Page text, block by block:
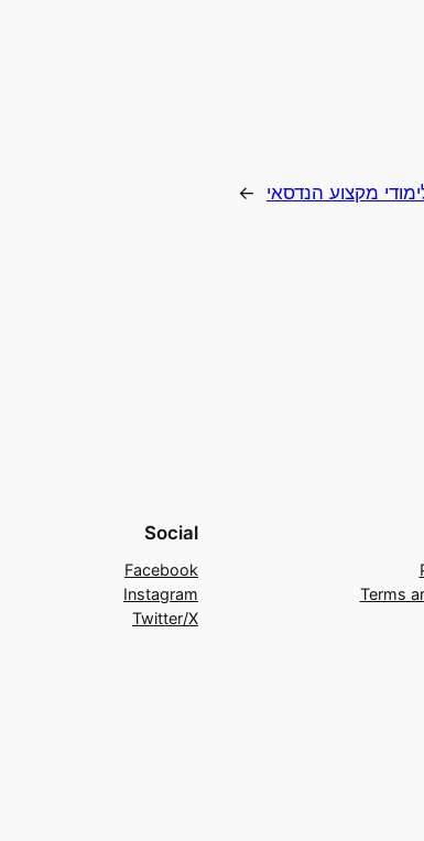
מקצוע הנדסאי →
Terms
Social
Facebook
Instagram
Twitter/X